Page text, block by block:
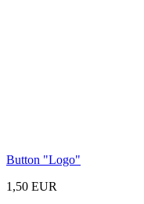
Button "Logo"
1,50 EUR